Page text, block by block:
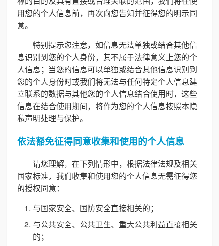
用您的个人信息前，再次向您告知并征得您的明示同
意。
特别提示您注意，如信息无法单独或结合其他信
息识别到您的个人身份，其不属于法律意义上您的个
人信息；当您的信息可以单独或结合其他信息识别到
您的个人身份时或我们将无法与任何特定个人信息建
立联系的数据与其他您的个人信息结合使用时，这些
信息在结合使用期间，将作为您的个人信息按照本隐
私声明处理与保护。
依法豁免征得同意收集和使用的个人信息
请您理解，在下列情形中，根据法律法规及相关
国家标准，我们收集和使用您的个人信息无需征得您
的授权同意：
与国家安全、国防安全直接相关的；
与公共安全、公共卫生、重大公共利益直接相关
的；